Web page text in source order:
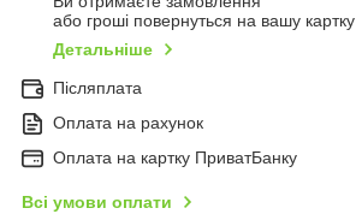
або гроші повернуться на вашу картку
Детальніше
Післяплата
Оплата на рахунок
Оплата на картку ПриватБанку
Всі умови оплати